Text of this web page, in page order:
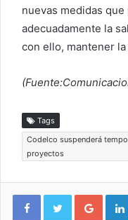
nuevas medidas
adecuadamente la
con ello, mantener
Tags
Codelco suspenderá
proyectos
Google+